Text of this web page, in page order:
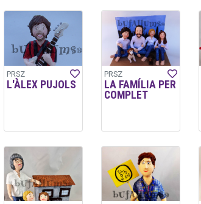
PRSZ
L'ÀLEX PUJOLS
PRSZ
LA FAMÍLIA PER
COMPLET